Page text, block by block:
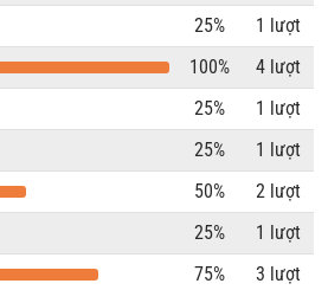
25%
1 lượt
100%
4 lượt
25%
1 lượt
25%
1 lượt
50%
2 lượt
25%
1 lượt
75%
3 lượt